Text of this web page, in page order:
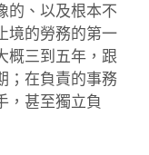
的、以及根本不
境的勞務的第一
概三到五年，跟
；在負責的事務
，甚至獨立負